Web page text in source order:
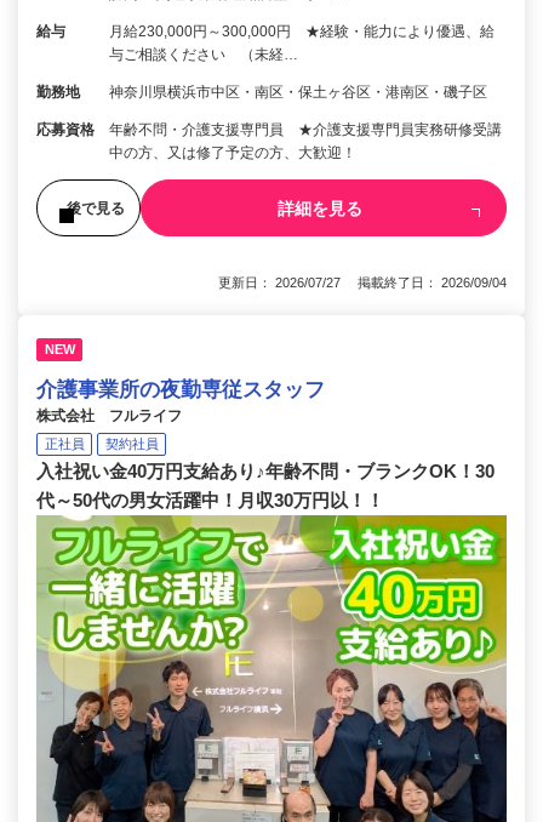
給与
月給230,000円～300,000円 ★経験・能力により優遇、給
与ご相談ください （未経…
勤務地 神奈川県横浜市中区・南区・保土ヶ谷区・港南区・磯子区
応募資格
年齢不問・介護支援専門員 ★介護支援専門員実務研修受講
中の方、又は修了予定の方、大歓迎！
後で見る 詳細を見る
更新日： 2026/07/27 掲載終了日： 2026/09/04
NEW
介護事業所の夜勤専従スタッフ
株式会社 フルライフ
正社員 契約社員
入社祝い金40万円支給あり♪年齢不問・ブランクOK！30
代～50代の男女活躍中！月収30万円以！！